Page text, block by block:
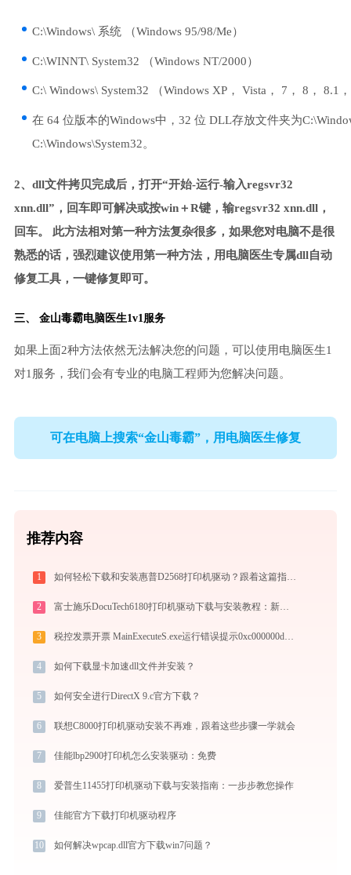
C:\Windows\ 系统 （Windows 95/98/Me）
C:\WINNT\ System32 （Windows NT/2000）
C:\ Windows\ System32 （Windows XP， Vista， 7， 8， 8.1
在 64 位版本的Windows中，32 位 DLL存放文件夹为
C:\Windows\System32。
2、dll文件拷贝完成后，打开“开始-运行-输入regsvr32
xnn.dll”，回车即可解决或按win＋R键，输regsvr32 xnn.dll，
回车。 此方法相对第一种方法复杂很多，如果您对电脑不是很
熟悉的话，强烈建议使用第一种方法，用电脑医生专属dll自动
修复工具，一键修复即可。
三、 金山毒霸电脑医生1v1服务
如果上面2种方法依然无法解决您的问题，可以使用电脑医生1
对1服务，我们会有专业的电脑工程师为您解决问题。
可在电脑上搜索“金山毒霸”，用电脑医生修复
推荐内容
1 如何轻松下载和安装惠普D2568打印机驱动？跟着这篇指南走
2 富士施乐DocuTech6180打印机驱动下载与安装教程：新手也能轻松搞定
3 税控发票开票 MainExecuteS.exe运行错误提示0xc000000d的解决办法
4 如何下载显卡加速dll文件并安装？
5 如何安全进行DirectX 9.c官方下载？
6 联想C8000打印机驱动安装不再难，跟着这些步骤一学就会
7 佳能lbp2900打印机怎么安装驱动：免费
8 爱普生11455打印机驱动下载与安装指南：一步步教您操作
9 佳能官方下载打印机驱动程序
10 如何解决wpcap.dll官方下载win7问题？